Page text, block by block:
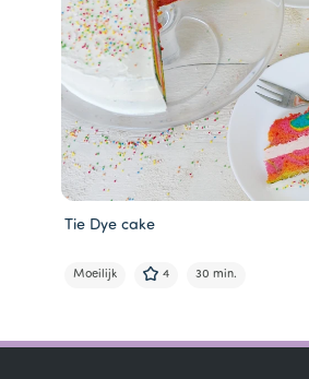
Tie Dye cake
Moeilijk 4 30 min.
1